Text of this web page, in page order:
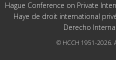
Hague Conference on Private
Haye de droit international
Derecho
© HCCH 1951-2026.